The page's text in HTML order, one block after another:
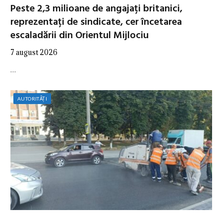
Peste 2,3 milioane de angajați britanici,
reprezentați de sindicate, cer încetarea
escaladării din Orientul Mijlociu
7 august 2026
…
AUTORITĂȚI